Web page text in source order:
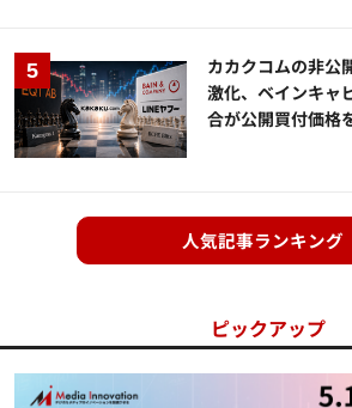
カカクコムの非公
激化、ベインキャ
合が公開買付価格
人気記事ランキング
ピックアップ